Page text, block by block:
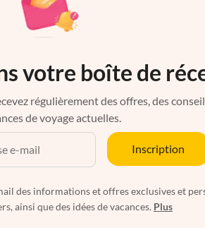
votre boîte de
régulièrement des offres, des
de voyage actuelles.
Inscription
des informations et offres exclusives et
ainsi que des idées de vacances. Plus